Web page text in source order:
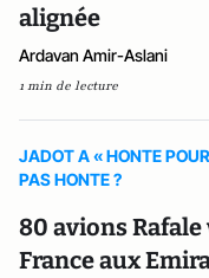
alignée
Ardavan Amir-Aslani
1 min de lecture
JADOT A « HONTE
PAS HONTE ?
80 avions
France aux